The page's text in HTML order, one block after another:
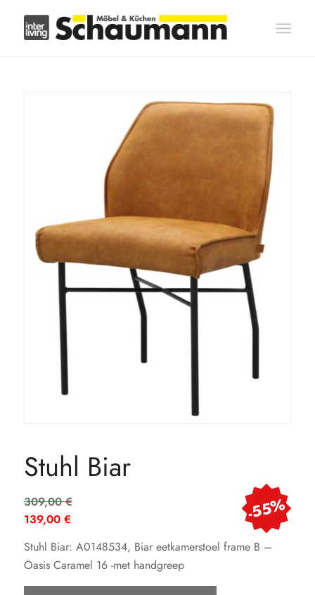
Stuhl Biar
309,00€Ursprünglicher
309,00 €
139,00 €
Preis
ist:
139,00 €.
-55%
Stuhl Biar: A0148534, Biar eetkamerstoel frame B –
Oasis Caramel 16 -met handgreep